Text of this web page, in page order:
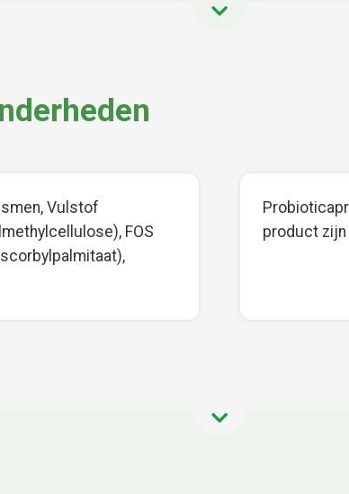
Vulstof
FOS
product